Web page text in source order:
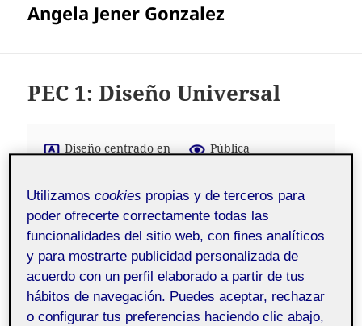
Angela Jener Gonzalez
PEC 1: Diseño Universal
Diseño centrado en
Pública
ESPACIO ESCOGIDO: Mi Oficina
Utilizamoscookies propias y de terceros para
poder ofrecerte correctamente todas las
funcionalidades del sitio web, con fines analíticos
y para mostrarte publicidad personalizada de
acuerdo con un perfil elaborado a partir de tus
hábitos de navegación. Puedes aceptar, rechazar
o configurar tus preferencias haciendo clic abajo,